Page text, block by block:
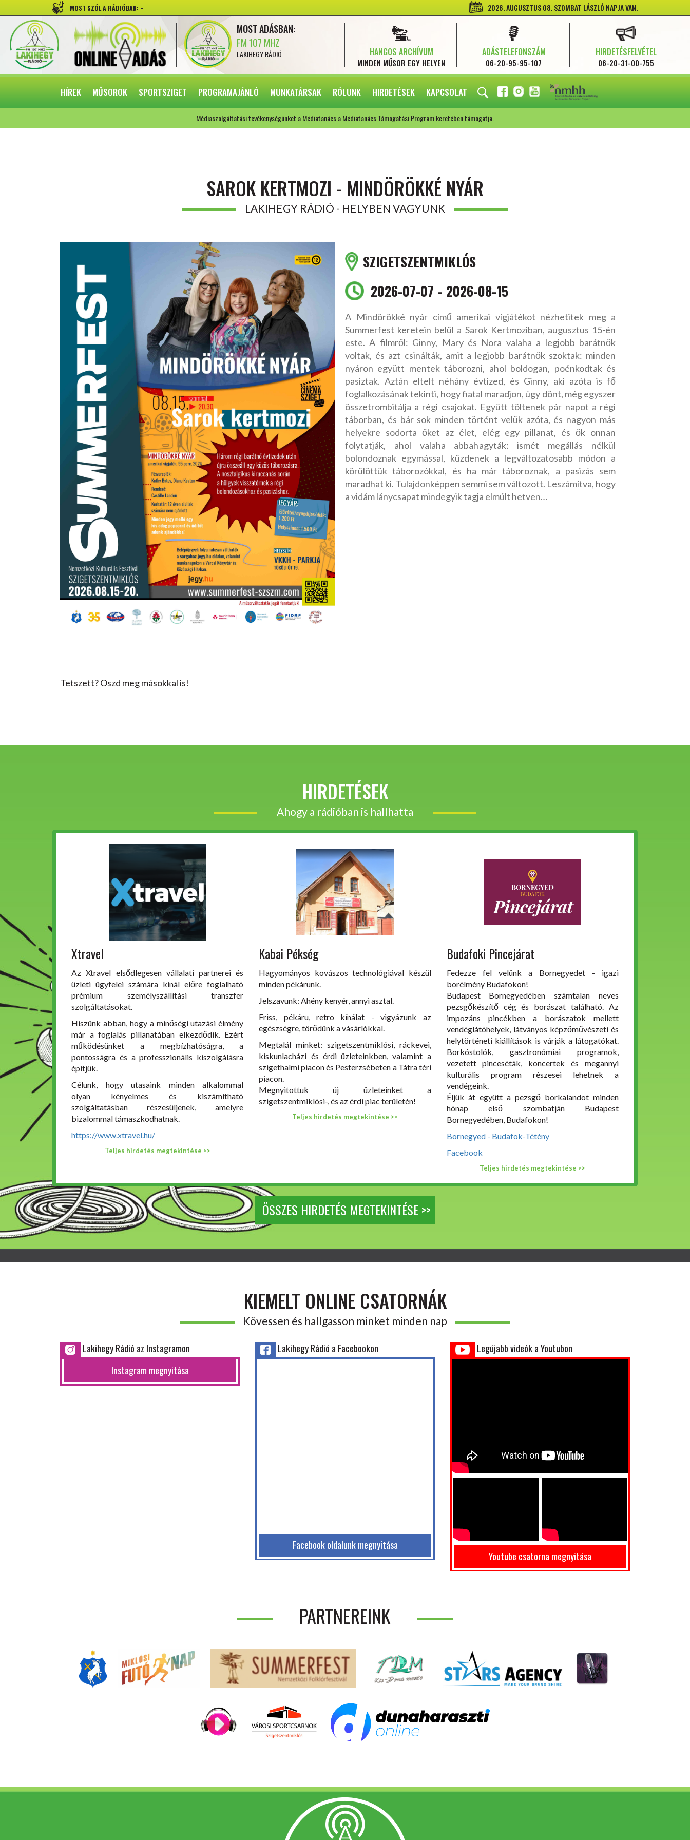
MOST SZÓL A RÁDIÓBAN: - 2026. AUGUSZTUS 08. SZOMBAT LÁSZLÓ NAPJA VAN.
MOST ADÁSBAN:
FM 107 MHZ
LAKIHEGY RÁDIÓ HANGOS ARCHÍVUM
MINDEN MŰSOR EGY HELYEN
ADÁSTELEFONSZÁM
06-20-95-95-107
HIRDETÉSFELVÉTEL
06-20-31-00-755
HÍREK MŰSOROK SPORTSZIGET PROGRAMAJÁNLÓ MUNKATÁRSAK RÓLUNK HIRDETÉSEK KAPCSOLAT FACEBOOK
INSTAGRAM
YOUTUBE
Médiaszolgáltatási tevékenységünket a Médiatanács a Médiatanács Támogatási Program keretében támogatja.
SAROK KERTMOZI - MINDÖRÖKKÉ NYÁR
LAKIHEGY RÁDIÓ - HELYBEN VAGYUNK
SZIGETSZENTMIKLÓS
2026-07-07
2026-08-15
A Mindörökké nyár című amerikai vígjátékot nézhetitek meg a
Summerfest keretein belül a Sarok Kertmoziban, augusztus 15-én
este. A filmről: Ginny, Mary és Nora valaha a legjobb barátnők
voltak, és azt csinálták, amit a legjobb barátnők szoktak: minden
nyáron együtt mentek táborozni, ahol boldogan, poénkodtak és
pasiztak. Aztán eltelt néhány évtized, és Ginny, aki azóta is fő
foglalkozásának tekinti, hogy fiatal maradjon, úgy dönt, még egyszer
összetrombitálja a régi csajokat. Együtt töltenek pár napot a régi
táborban, és bár sok minden történt velük azóta, és nagyon más
helyekre sodorta őket az élet, elég egy pillanat, és ők onnan
folytatják, ahol valaha abbahagyták: ismét megállás nélkül
bolondoznak egymással, küzdenek a legváltozatosabb módon a
körülöttük táborozókkal, és ha már táboroznak, a pasizás sem
maradhat ki. Tulajdonképpen semmi sem változott. Leszámítva, hogy
a vidám lánycsapat mindegyik tagja elmúlt hetven…
Tetszett? Oszd meg másokkal is!
HIRDETÉSEK
Ahogy a rádióban is hallhatta
Xtravel
Az Xtravel elsődlegesen vállalati partnerei és
üzleti ügyfelei számára kínál előre foglalható
prémium személyszállítási transzfer
szolgáltatásokat.
Hiszünk abban, hogy a minőségi utazási élmény
már a foglalás pillanatában elkezdődik. Ezért
működésünket a megbízhatóságra, a
pontosságra és a professzionális kiszolgálásra
építjük.
Célunk, hogy utasaink minden alkalommal
olyan kényelmes és kiszámítható
szolgáltatásban részesüljenek, amelyre
bizalommal támaszkodhatnak.
https://www.xtravel.hu/
Teljes hirdetés megtekintése >>
Kabai Pékség
Hagyományos kovászos technológiával készül
minden pékárunk.
Jelszavunk: Ahény kenyér, annyi asztal.
Friss, pékáru, retro kínálat - vigyázunk az
egészségre, törődünk a vásárlókkal.
Megtalál minket: szigetszentmiklósi, ráckevei,
kiskunlacházi és érdi üzleteinkben, valamint a
szigethalmi piacon és Pesterzsébeten a Tátra téri
piacon.
Megnyitottuk új üzleteinket a
szigetszentmiklósi-, és az érdi piac területén!
Teljes hirdetés megtekintése >>
Budafoki Pincejárat
Fedezze fel velünk a Bornegyedet - igazi
borélmény Budafokon!
Budapest Bornegyedében számtalan neves
pezsgőkészítő cég és borászat található. Az
impozáns pincékben a borászatok mellett
vendéglátóhelyek, látványos képzőművészeti és
helytörténeti kiállítások is várják a látogatókat.
Borkóstolók, gasztronómiai programok,
vezetett pinceséták, koncertek és megannyi
kulturális program részesei lehetnek a
vendégeink.
Éljük át együtt a pezsgő borkalandot minden
hónap első szombatján Budapest
Bornegyedében, Budafokon!
Bornegyed - Budafok-Tétény
Facebook
Teljes hirdetés megtekintése >>
ÖSSZES HIRDETÉS MEGTEKINTÉSE >>
KIEMELT ONLINE CSATORNÁK
Kövessen és hallgasson minket minden nap
Lakihegy Rádió az Instagramon
Instagram megnyitása
Lakihegy Rádió a Facebookon
Facebook oldalunk megnyitása
Legújabb videók a Youtubon
Youtube csatorna megnyitása
PARTNEREINK